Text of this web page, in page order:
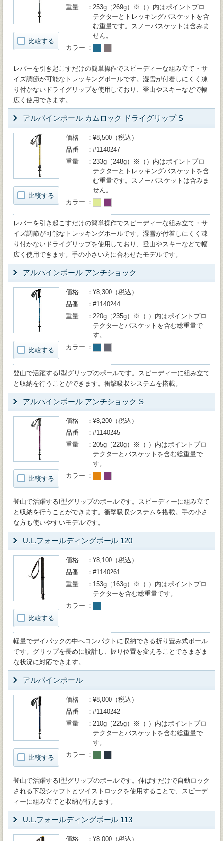
比較する
重量
253g（269g）※（）内はポイントプロ
テクターとトレッキングバスケットを含
む重量です。スノーバスケットは含みま
せん。
カラー
レバーを引き起こすだけの簡単操作でスピーディーな組み立て・サ
イズ調節が可能なトレッキングポールです。湿雪が付着しにくく凍
り付かないドライグリップを使用しており、登山やスキーなどで幅
広く使用できます。
アルパインポール カムロック ドライグリップ S
比較する
価格
¥8,500（税込）
品番
#1140247
重量
233g（248g）※（）内はポイントプロ
テクターとトレッキングバスケットを含
む重量です。スノーバスケットは含みま
せん。
カラー
レバーを引き起こすだけの簡単操作でスピーディーな組み立て・サ
イズ調節が可能なトレッキングポールです。湿雪が付着しにくく凍
り付かないドライグリップを使用しており、登山やスキーなどで幅
広く使用できます。手の小さい方に合わせたモデルです。
アルパインポール アンチショック
比較する
価格
¥8,300（税込）
品番
#1140244
重量
220g（235g）※（ ）内はポイントプロ
テクターとバスケットを含む総重量で
す。
カラー
登山で活躍するI型グリップのポールです。スピーディーに組み立て
と収納を行うことができます。衝撃吸収システムを搭載。
アルパインポール アンチショック S
比較する
価格
¥8,200（税込）
品番
#1140245
重量
205g（220g）※（ ）内はポイントプロ
テクターとバスケットを含む総重量で
す。
カラー
登山で活躍するI型グリップのポールです。スピーディーに組み立て
と収納を行うことができます。衝撃吸収システムを搭載。手の小さ
な方も使いやすいモデルです。
U.L.フォールディングポール 120
比較する
価格
¥8,100（税込）
品番
#1140261
重量
153g（163g）※（ ）内はポイントプロ
テクターを含む総重量です。
カラー
軽量でデイパックの中へコンパクトに収納できる折り畳み式ポール
です。グリップを長めに設計し、握り位置を変えることでさまざま
な状況に対応できます。
アルパインポール
比較する
価格
¥8,000（税込）
品番
#1140242
重量
210g（225g）※（ ）内はポイントプロ
テクターとバスケットを含む総重量で
す。
カラー
登山で活躍するI型グリップのポールです。伸ばすだけで自動ロック
される下段シャフトとツイストロックを使用することで、スピーデ
ィーに組み立てと収納が行えます。
U.L.フォールディングポール 113
価格 ¥8,000（税込）